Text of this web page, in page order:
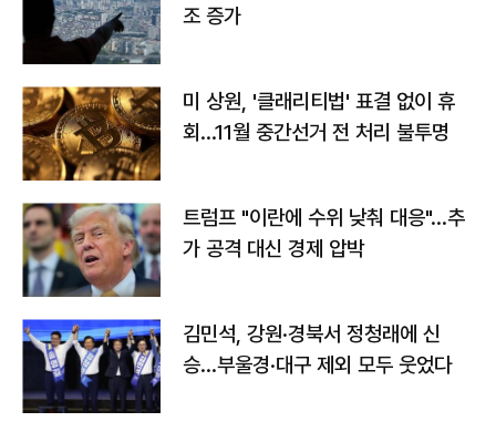
조 증가
미 상원, '클래리티법' 표결 없이 휴
회…11월 중간선거 전 처리 불투명
트럼프 "이란에 수위 낮춰 대응"…추
가 공격 대신 경제 압박
김민석, 강원·경북서 정청래에 신
승…부울경·대구 제외 모두 웃었다